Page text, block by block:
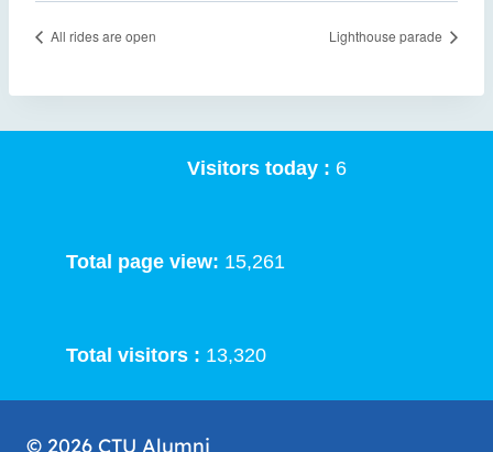
All rides are open Lighthouse parade
Visitors today : 6
Total page view: 15,261
Total visitors : 13,320
© 2026 CTU Alumni